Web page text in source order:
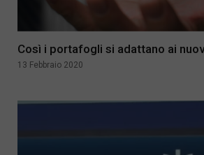
Così i portafogli si adattano ai
13 Febbraio 2020